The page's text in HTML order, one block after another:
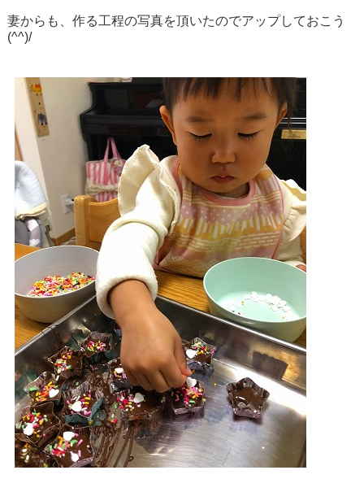
妻からも、作る工程の写真を頂いたのでアップしておこう
(^^)/